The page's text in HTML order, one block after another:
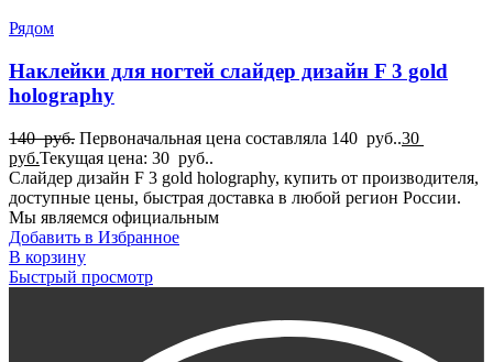
Рядом
Наклейки для ногтей слайдер дизайн F 3 gold
holography
140руб. Первоначальная цена составляла 140 руб..30
руб.Текущая цена: 30 руб..
Слайдер дизайн F 3 gold holography, купить от производителя,
доступные цены, быстрая доставка в любой регион России.
Мы являемся официальным
Добавить в Избранное
В корзину
Быстрый просмотр